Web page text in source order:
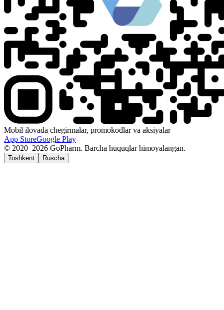
Mobil ilovada chegirmalar, promokodlar va aksiyalar
App StoreGoogle Play
© 2020–2026 GoPharm. Barcha huquqlar himoyalangan.
Toshkent Ruscha